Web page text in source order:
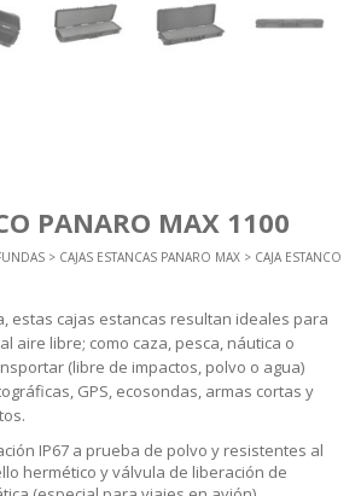
PANARO MAX 1100
> CAJAS ESTANCAS PANARO MAX > CAJA ESTANCO
estas cajas estancas resultan ideales para
aire libre; como caza, pesca, náutica o
(libre de impactos, polvo o agua)
GPS, ecosondas, armas cortas y
IP67 a prueba de polvo y resistentes al
hermético y válvula de liberación de